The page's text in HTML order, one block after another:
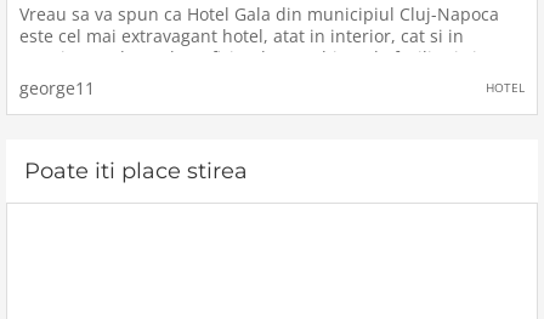
Vreau sa va spun ca Hotel Gala din municipiul Cluj-Napoca
este cel mai extravagant hotel, atat in interior, cat si in
exterior, unde am beneficiat de o multime de facilitati si un
ajutor de nedescris din partea celor din personalul
hotelului.A
george11 HOTEL
Poate iti place stirea